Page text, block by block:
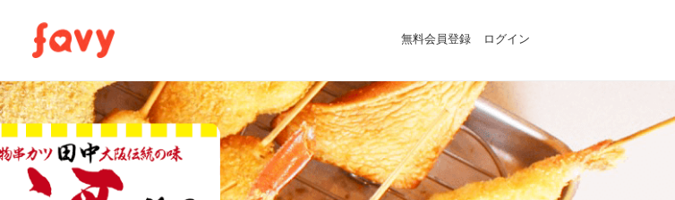
無料会員登録 ログイン